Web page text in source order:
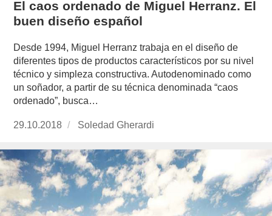
El caos ordenado de Miguel Herranz. El
buen diseño español
Desde 1994, Miguel Herranz trabaja en el diseño de
diferentes tipos de productos característicos por su nivel
técnico y simpleza constructiva. Autodenominado como
un soñador, a partir de su técnica denominada “caos
ordenado”, busca…
Publicado
29.10.2018
https://www.experimenta.es/author/soledad-
Soledad Gherardi